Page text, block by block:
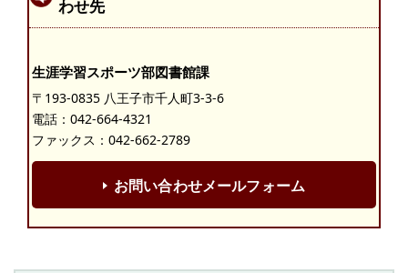
わせ先
生涯学習スポーツ部図書館課
〒193-0835 八王子市千人町3-3-6
電話： 042-664-4321
ファックス：042-662-2789
お問い合わせメールフォーム